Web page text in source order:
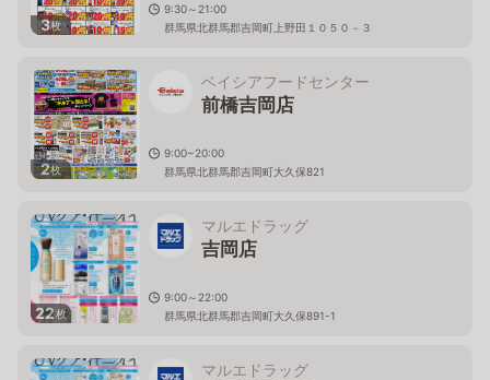
3枚
9:30～21:00
群馬県北群馬郡吉岡町上野田１０５０－３
2枚
ベイシアフードセンター
前橋吉岡店
9:00~20:00
群馬県北群馬郡吉岡町大久保821
22枚
マルエドラッグ
吉岡店
9:00～22:00
群馬県北群馬郡吉岡町大久保891-1
マルエドラッグ